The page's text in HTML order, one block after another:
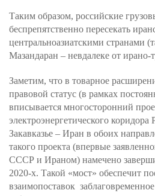
Таким образом, российские
беспрепятственно пересекать
центральноазиатскими странами
Мазандаран – невдалеке от
Заметим, что в товарное
правовой статус (в рамках
вписывается многосторонний
электроэнергетического
Закавказье – Иран в обоих
такого проекта (впервые
СССР и Ираном) намечено
2020-х. Такой «мост» обеспечит
взаимопоставок